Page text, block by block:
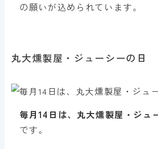
の願いが込められています。
丸大燻製屋・ジューシーの日
毎月14日は、丸大燻製屋・ジュ
です。